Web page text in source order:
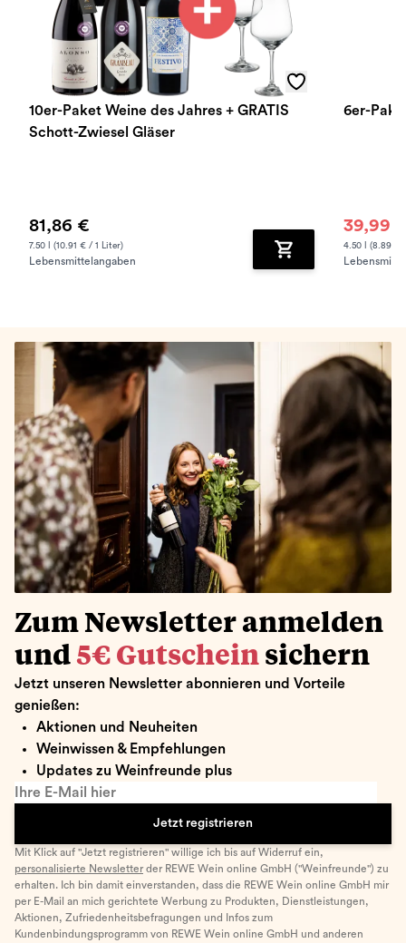
10er-Paket Weine des Jahres + GRATIS
Schott-Zwiesel Gläser
81,86 €
7.50 l (10.91 € / 1 Liter)
Lebensmittelangaben Zum Warenkorb
6er-
39,99
4.50 l (8.89 €
Zum Newsletter anmelden
und 5€ Gutschein sichern
Jetzt unseren Newsletter abonnieren und Vorteile
genießen:
Aktionen und Neuheiten
Weinwissen & Empfehlungen
Updates zu Weinfreunde plus
Ihre E-Mail hier
Jetzt registrieren
Mit Klick auf "Jetzt registrieren" willige ich bis auf Widerruf ein,
personalisierte Newsletter der REWE Wein online GmbH ("Weinfreunde") zu
erhalten. Ich bin damit einverstanden, dass die REWE Wein online GmbH mir
per E-Mail an mich gerichtete Werbung zu Produkten, Dienstleistungen,
Aktionen, Zufriedenheitsbefragungen und Infos zum
Kundenbindungsprogramm von REWE Wein online GmbH und anderen